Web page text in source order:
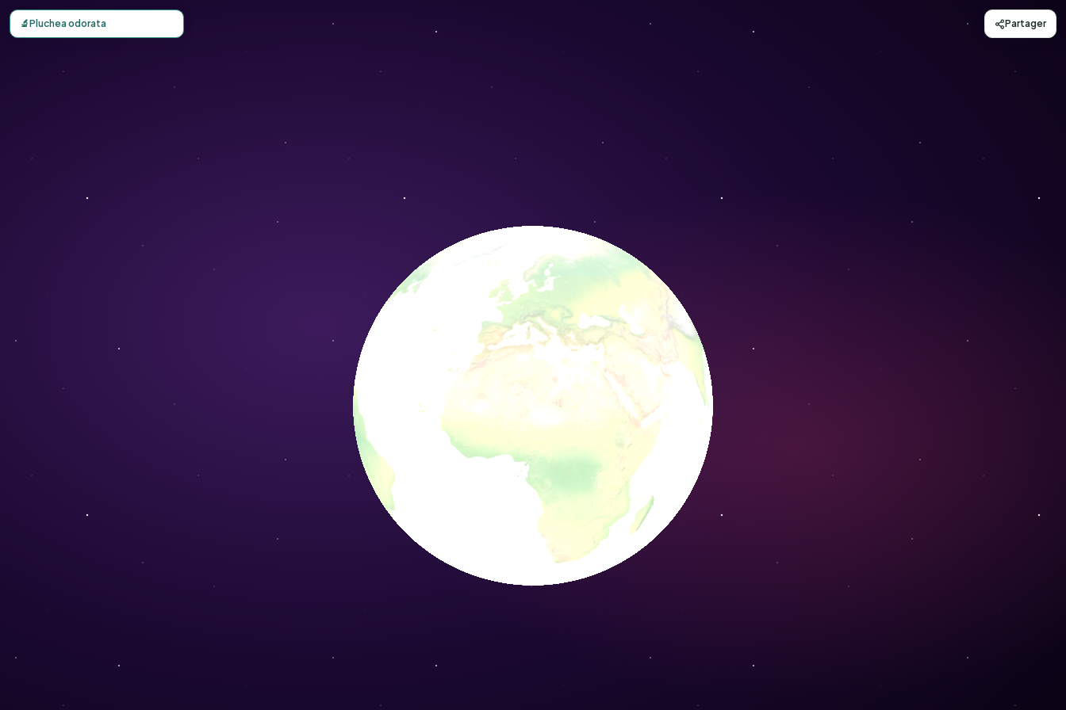
Carte d'observation du Pluchea odorata (Pluchea odorata) - Conservation Nature
🔬Pluchea odorata Partager